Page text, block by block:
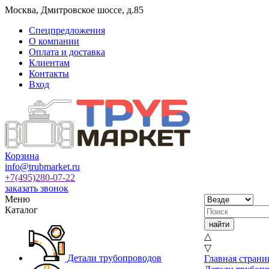
Москва, Дмитровское шоссе, д.85
Спецпредложения
О компании
Оплата и доставка
Клиентам
Контакты
Вход
Корзина
info@trubmarket.ru
+7(495)280-07-22
заказать звонок
Меню
Каталог
Детали трубопроводов
△
▽
Главная